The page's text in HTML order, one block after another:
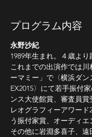
プログラム内容
永野沙紀
1989年生まれ。４歳より
これまでの出演作では
ーマミー」で〈横浜ダン
EX2015〉にて若手振付
ンス大使館賞、審査員
レオグラフィーアワード
う振付家賞、オーディエ
その他に岩淵多喜子、遠